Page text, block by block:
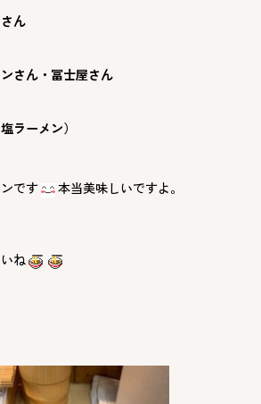
ん
さん・冨士屋さん
ーメン）
です 本当美味しいですよ。
ね